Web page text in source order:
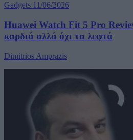
Gadgets 11/06/2026
Huawei Watch Fit 5 Pro
καρδιά αλλά όχι τα λεφτά
Dimitrios Amprazis